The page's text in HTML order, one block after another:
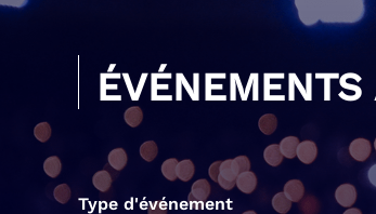
Type d'événement